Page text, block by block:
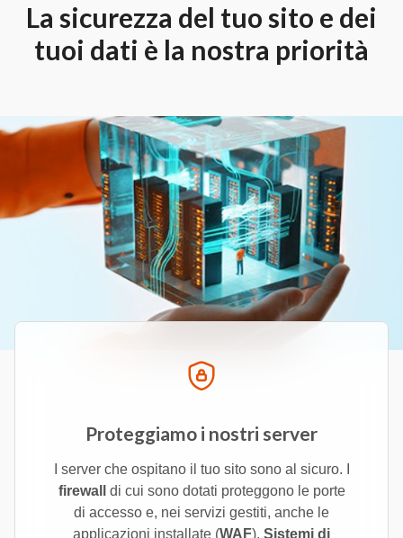
La sicurezza del tuo sito e dei
tuoi dati è la nostra priorità
Proteggiamo i nostri server
I server che ospitano il tuo sito sono al sicuro. I
firewall
di cui sono dotati proteggono le porte
di accesso e, nei servizi gestiti, anche le
applicazioni installate (WAF). Sistemi di